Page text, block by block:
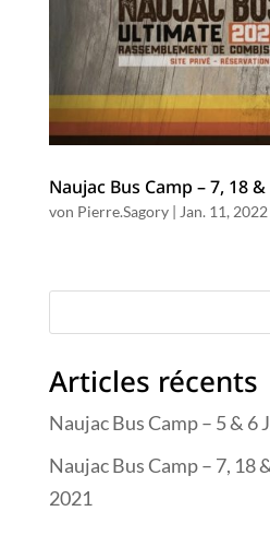
Naujac Bus Camp – 7, 18
von Pierre.Sagory| Jan. 11, 2022
Articles récents
Naujac Bus Camp – 5 & 6
Naujac Bus Camp – 7, 18
2021